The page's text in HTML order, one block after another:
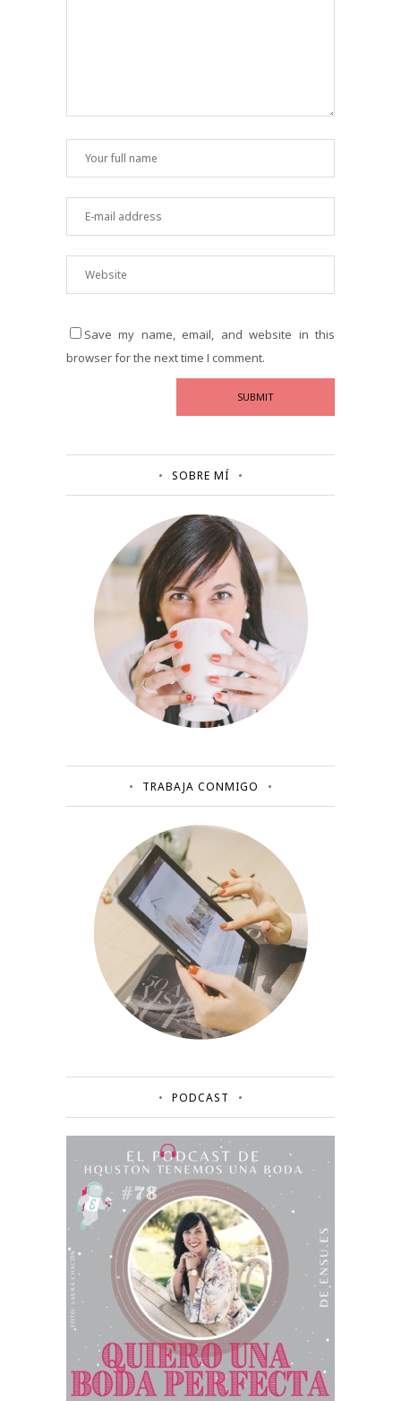
Save my name, email, and website in this
browser for the next time I comment.
SOBRE MÍ
TRABAJA CONMIGO
PODCAST